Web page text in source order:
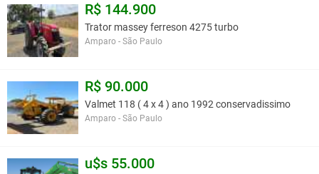
R$ 144.900
Trator massey ferreson 4275 turbo
Amparo - São Paulo
R$ 90.000
Valmet 118 ( 4 x 4 ) ano 1992 conservadissimo
Amparo - São Paulo
u$s 55.000